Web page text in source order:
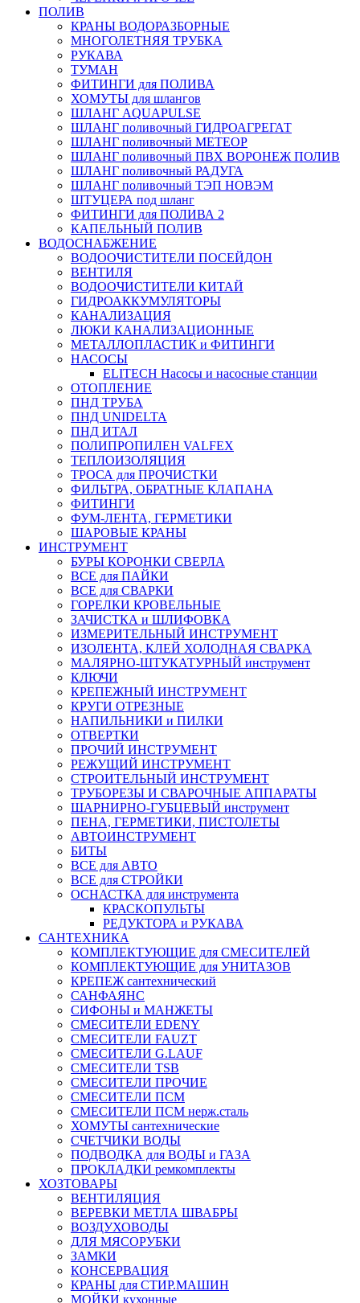
ПОЛИВ
КРАНЫ ВОДОРАЗБОРНЫЕ
МНОГОЛЕТНЯЯ ТРУБКА
РУКАВА
ТУМАН
ФИТИНГИ для ПОЛИВА
ХОМУТЫ для шлангов
ШЛАНГ AQUAPULSE
ШЛАНГ поливочный ГИДРОАГРЕГАТ
ШЛАНГ поливочный МЕТЕОР
ШЛАНГ поливочный ПВХ ВОРОНЕЖ ПОЛИВ
ШЛАНГ поливочный РАДУГА
ШЛАНГ поливочный ТЭП НОВЭМ
ШТУЦЕРА под шланг
ФИТИНГИ для ПОЛИВА 2
КАПЕЛЬНЫЙ ПОЛИВ
ВОДОСНАБЖЕНИЕ
ВОДООЧИСТИТЕЛИ ПОСЕЙДОН
ВЕНТИЛЯ
ВОДООЧИСТИТЕЛИ КИТАЙ
ГИДРОАККУМУЛЯТОРЫ
КАНАЛИЗАЦИЯ
ЛЮКИ КАНАЛИЗАЦИОННЫЕ
МЕТАЛЛОПЛАСТИК и ФИТИНГИ
НАСОСЫ
ELITECH Насосы и насосные станции
ОТОПЛЕНИЕ
ПНД ТРУБА
ПНД UNIDELTA
ПНД ИТАЛ
ПОЛИПРОПИЛЕН VALFEX
ТЕПЛОИЗОЛЯЦИЯ
ТРОСА для ПРОЧИСТКИ
ФИЛЬТРА, ОБРАТНЫЕ КЛАПАНА
ФИТИНГИ
ФУМ-ЛЕНТА, ГЕРМЕТИКИ
ШАРОВЫЕ КРАНЫ
ИНСТРУМЕНТ
БУРЫ КОРОНКИ СВЕРЛА
ВСЕ для ПАЙКИ
ВСЕ для СВАРКИ
ГОРЕЛКИ КРОВЕЛЬНЫЕ
ЗАЧИСТКА и ШЛИФОВКА
ИЗМЕРИТЕЛЬНЫЙ ИНСТРУМЕНТ
ИЗОЛЕНТА, КЛЕЙ ХОЛОДНАЯ СВАРКА
МАЛЯРНО-ШТУКАТУРНЫЙ инструмент
КЛЮЧИ
КРЕПЕЖНЫЙ ИНСТРУМЕНТ
КРУГИ ОТРЕЗНЫЕ
НАПИЛЬНИКИ и ПИЛКИ
ОТВЕРТКИ
ПРОЧИЙ ИНСТРУМЕНТ
РЕЖУЩИЙ ИНСТРУМЕНТ
СТРОИТЕЛЬНЫЙ ИНСТРУМЕНТ
ТРУБОРЕЗЫ И СВАРОЧНЫЕ АППАРАТЫ
ШАРНИРНО-ГУБЦЕВЫЙ инструмент
ПЕНА, ГЕРМЕТИКИ, ПИСТОЛЕТЫ
АВТОИНСТРУМЕНТ
БИТЫ
ВСЕ для АВТО
ВСЕ для СТРОЙКИ
ОСНАСТКА для инструмента
КРАСКОПУЛЬТЫ
РЕДУКТОРА и РУКАВА
САНТЕХНИКА
КОМПЛЕКТУЮЩИЕ для СМЕСИТЕЛЕЙ
КОМПЛЕКТУЮЩИЕ для УНИТАЗОВ
КРЕПЕЖ сантехнический
САНФАЯНС
СИФОНЫ и МАНЖЕТЫ
СМЕСИТЕЛИ EDENY
СМЕСИТЕЛИ FAUZT
СМЕСИТЕЛИ G.LAUF
СМЕСИТЕЛИ TSB
СМЕСИТЕЛИ ПРОЧИЕ
СМЕСИТЕЛИ ПСМ
СМЕСИТЕЛИ ПСМ нерж.сталь
ХОМУТЫ сантехнические
СЧЕТЧИКИ ВОДЫ
ПОДВОДКА для ВОДЫ и ГАЗА
ПРОКЛАДКИ ремкомплекты
ХОЗТОВАРЫ
ВЕНТИЛЯЦИЯ
ВЕРЕВКИ МЕТЛА ШВАБРЫ
ВОЗДУХОВОДЫ
ДЛЯ МЯСОРУБКИ
ЗАМКИ
КОНСЕРВАЦИЯ
КРАНЫ для СТИР.МАШИН
МОЙКИ кухонные